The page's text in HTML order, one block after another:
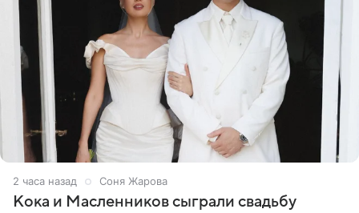
2 часа назад Соня Жарова
Кока и Масленников сыграли свадьбу